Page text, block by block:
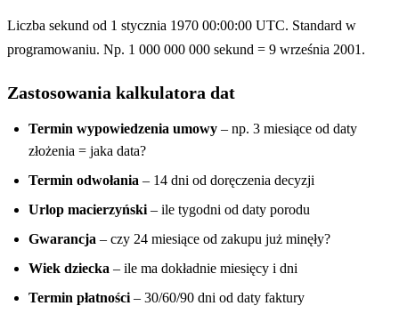
Liczba sekund od 1 stycznia 1970 00:00:00 UTC. Standard w
programowaniu. Np. 1 000 000 000 sekund = 9 września 2001.
Zastosowania kalkulatora dat
Termin wypowiedzenia umowy – np. 3 miesiące od daty
złożenia = jaka data?
Termin odwołania – 14 dni od doręczenia decyzji
Urlop macierzyński – ile tygodni od daty porodu
Gwarancja – czy 24 miesiące od zakupu już minęły?
Wiek dziecka – ile ma dokładnie miesięcy i dni
Termin płatności – 30/60/90 dni od daty faktury